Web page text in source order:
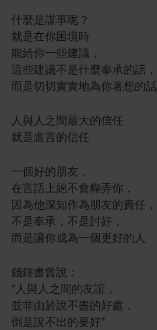
什麼是謀事呢？
就是在你困境時
能給你一些建議，
這些建議不是什麼奉承的話，
而是切切實實地為你著想的話
人與人之間最大的信任
就是進言的信任
一個好的朋友，
在言語上絕不會糊弄你，
因為他深知作為朋友的責任，
不是奉承，不是討好，
而是讓你成為一個更好的人
錢鍾書曾說：
“人與人之間的友誼，
並非由於說不盡的好處，
倒是說不出的要好”